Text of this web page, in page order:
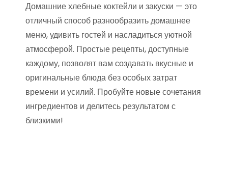
Домашние хлебные коктейли и закуски — это
отличный способ разнообразить домашнее
меню, удивить гостей и насладиться уютной
атмосферой. Простые рецепты, доступные
каждому, позволят вам создавать вкусные и
оригинальные блюда без особых затрат
времени и усилий. Пробуйте новые сочетания
ингредиентов и делитесь результатом с
близкими!